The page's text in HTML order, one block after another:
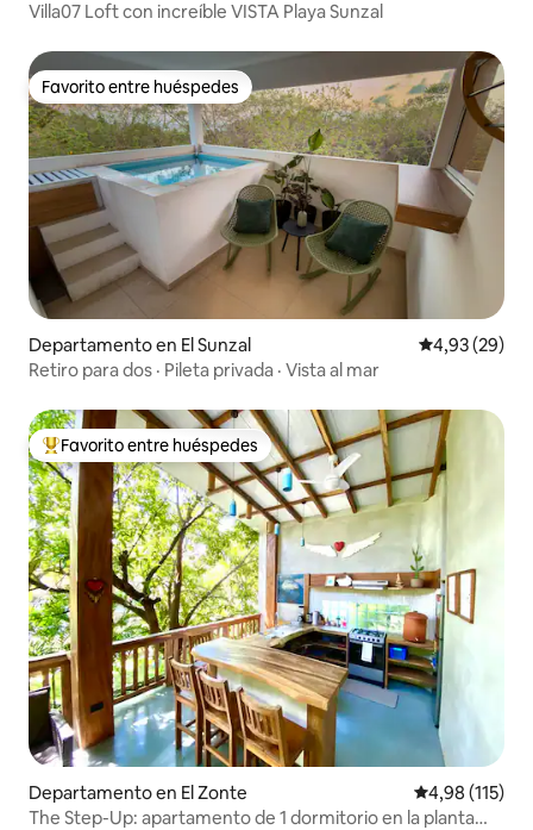
Villa07 Loft con increíble VISTA Playa Sunzal
Favorito entre huéspedes
Favorito entre huéspedes
Departamento en El Sunzal Calificación
4,93 (29)
Retiro para dos · Pileta privada · Vista al mar
Favorito entre los huéspedes más destacados
Favorito entre huéspedes
Departamento en El Zonte Calificación
4,98 (115)
The Step-Up: apartamento de 1 dormitorio en la planta